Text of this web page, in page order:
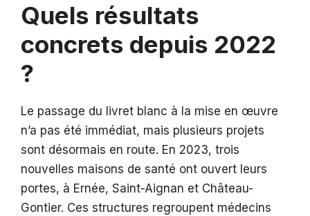
Quels résultats
concrets depuis 2022
?
Le passage du livret blanc à la mise en œuvre
n’a pas été immédiat, mais plusieurs projets
sont désormais en route. En 2023, trois
nouvelles maisons de santé ont ouvert leurs
portes, à Ernée, Saint-Aignan et Château-
Gontier. Ces structures regroupent médecins